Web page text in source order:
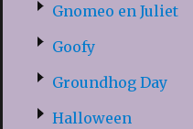
Gnomeo en Juliet
Goofy
Groundhog Day
Halloween